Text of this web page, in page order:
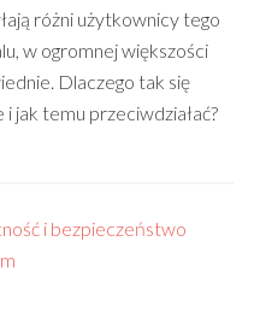
różni użytkownicy tego
w ogromnej większości
Dlaczego tak się
i jak temu przeciwdziałać?
i bezpieczeństwo